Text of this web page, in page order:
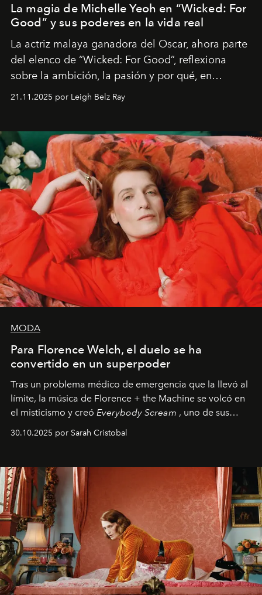
La magia de Michelle Yeoh en “Wicked: For
Good” y sus poderes en la vida real
La actriz malaya ganadora del Oscar, ahora parte
del elenco de “Wicked: For Good”, reflexiona
sobre la ambición, la pasión y por qué, en
ocasiones, la introspección puede esperar. “Es
importa si no lo entienden’”, confiesa.
21.11.2025 por Leigh Belz Ray
MODA
Para Florence Welch, el duelo se ha
convertido en un superpoder
Tras un problema médico de emergencia que la llevó al
límite, la música de Florence + the Machine se volcó en
el misticismo y creó Everybody Scream , uno de sus
30.10.2025 por Sarah Cristobal